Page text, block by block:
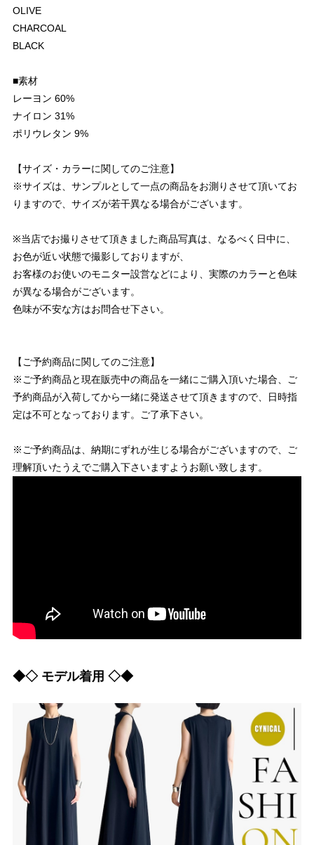
OLIVE
CHARCOAL
BLACK
■素材
レーヨン 60%
ナイロン 31%
ポリウレタン 9%
【サイズ・カラーに関してのご注意】
※サイズは、サンプルとして一点の商品をお測りさせて頂いてお
りますので、サイズが若干異なる場合がございます。
※当店でお撮りさせて頂きました商品写真は、なるべく日中に、
お色が近い状態で撮影しておりますが、
お客様のお使いのモニター設営などにより、実際のカラーと色味
が異なる場合がございます。
色味が不安な方はお問合せ下さい。
【ご予約商品に関してのご注意】
※ご予約商品と現在販売中の商品を一緒にご購入頂いた場合、ご
予約商品が入荷してから一緒に発送させて頂きますので、日時指
定は不可となっております。ご了承下さい。
※ご予約商品は、納期にずれが生じる場合がございますので、ご
理解頂いたうえでご購入下さいますようお願い致します。
◆◇ モデル着用 ◇◆